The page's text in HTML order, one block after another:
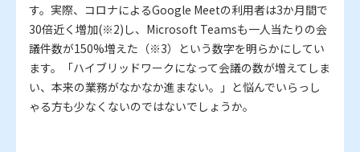
す。実際、コロナによるGoogle Meetの利用者は3か月間で
30倍近く増加(※2)し、Microsoft Teamsも一人当たりの会
議件数が150%増えた（※3）という数字を明らかにしてい
ます。「ハイブリッドワークになって会議の数が増えてしま
い、本来の業務がなかなか進まない。」と悩んでいらっし
ゃる方も少なくないのではないでしょうか。